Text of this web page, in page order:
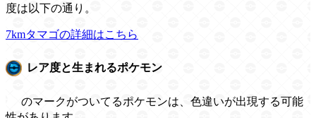
度は以下の通り。
7kmタマゴの詳細はこちら
レア度と生まれるポケモン
のマークがついてるポケモンは、色違いが出現する可能